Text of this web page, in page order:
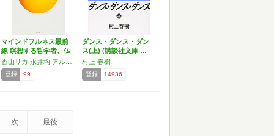
マインドフルネス最前
線 瞑想する哲学者、仏
教…
登録 99
ダンス・ダンス・ダン
ス(上) (講談社文庫 …
村上 春樹
登録 14936
次 最後